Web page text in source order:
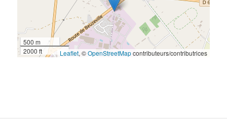
500 m
2000 ft
Leaflet, ©OpenStreetMapcontributeurs/contributrices